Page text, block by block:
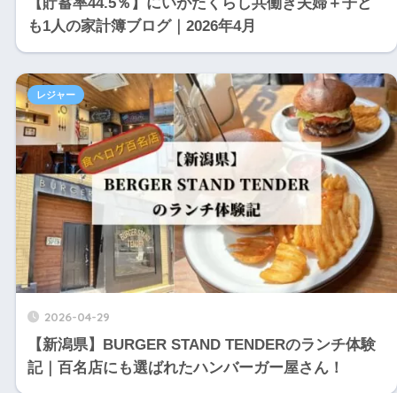
も1人の家計簿ブログ｜2026年4月
2026-04-29
【新潟県】BURGER STAND TENDERのランチ体験
記｜百名店にも選ばれたハンバーガー屋さん！
レジャー